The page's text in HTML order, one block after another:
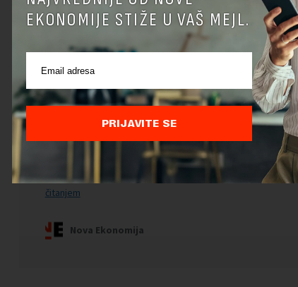
EKONOMIJE STIŽE U VAŠ MEJL.
PRIJAVITE SE